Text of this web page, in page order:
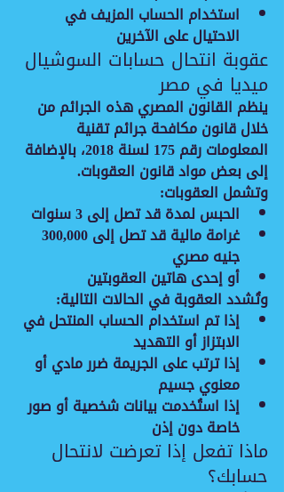
استخدام الحساب المزيف في
الاحتيال على الآخرين
عقوبة انتحال حسابات السوشيال
ميديا في مصر
ينظم القانون المصري هذه الجرائم من
خلال قانون مكافحة جرائم تقنية
المعلومات رقم 175 لسنة 2018 ، بالإضافة
إلى بعض مواد قانون العقوبات.
وتشمل العقوبات:
الحبس لمدة قد تصل إلى 3 سنوات
غرامة مالية قد تصل إلى
جنيه مصري
أو إحدى هاتين العقوبتين
وتُشدد العقوبة في الحالات التالية:
إذا تم استخدام الحساب المنتحل في
الابتزاز أو التهديد
إذا ترتب على الجريمة ضرر مادي أو
معنوي جسيم
إذا استُخدمت بيانات شخصية أو صور
خاصة دون إذن
ماذا تفعل إذا تعرضت لانتحال
حسابك؟